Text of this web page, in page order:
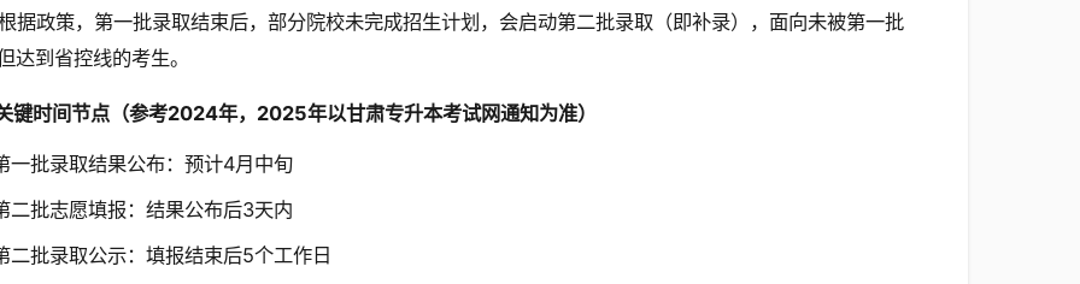
据政策，第一批录取结束后，部分院校未完成招生计划，会启动第二批录取（即补录），面向未被第一批
达到省控线的考生。
键时间节点（参考2024年，2025年以甘肃专升本考试网通知为准）
一批录取结果公布：预计4月中旬
二批志愿填报：结果公布后3天内
二批录取公示：填报结束后5个工作日